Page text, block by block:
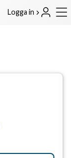
Logga in